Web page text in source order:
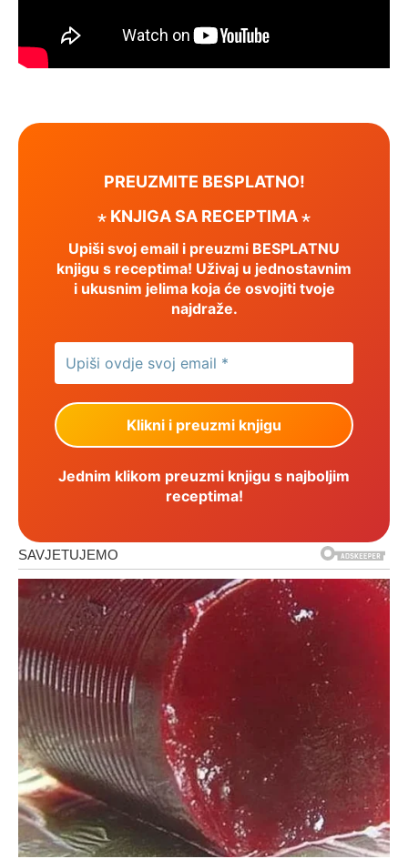
PREUZMITE BESPLATNO!
⋆ KNJIGA SA RECEPTIMA ⋆
Upiši svoj email i preuzmi BESPLATNU
knjigu s receptima! Uživaj u jednostavnim
i ukusnim jelima koja će osvojiti tvoje
najdraže.
Jednim klikom preuzmi knjigu s najboljim
receptima!